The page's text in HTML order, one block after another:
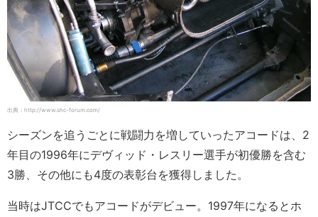
出典：http://www.shc-forum.com/
シーズンを追うごとに戦闘力を増していったアコードは、2
年目の1996年にデヴィッド・レスリー選手が初優勝を含む
3勝、その他にも4度の表彰台を獲得しました。
当時はJTCCでもアコードがデビュー。1997年になるとホ